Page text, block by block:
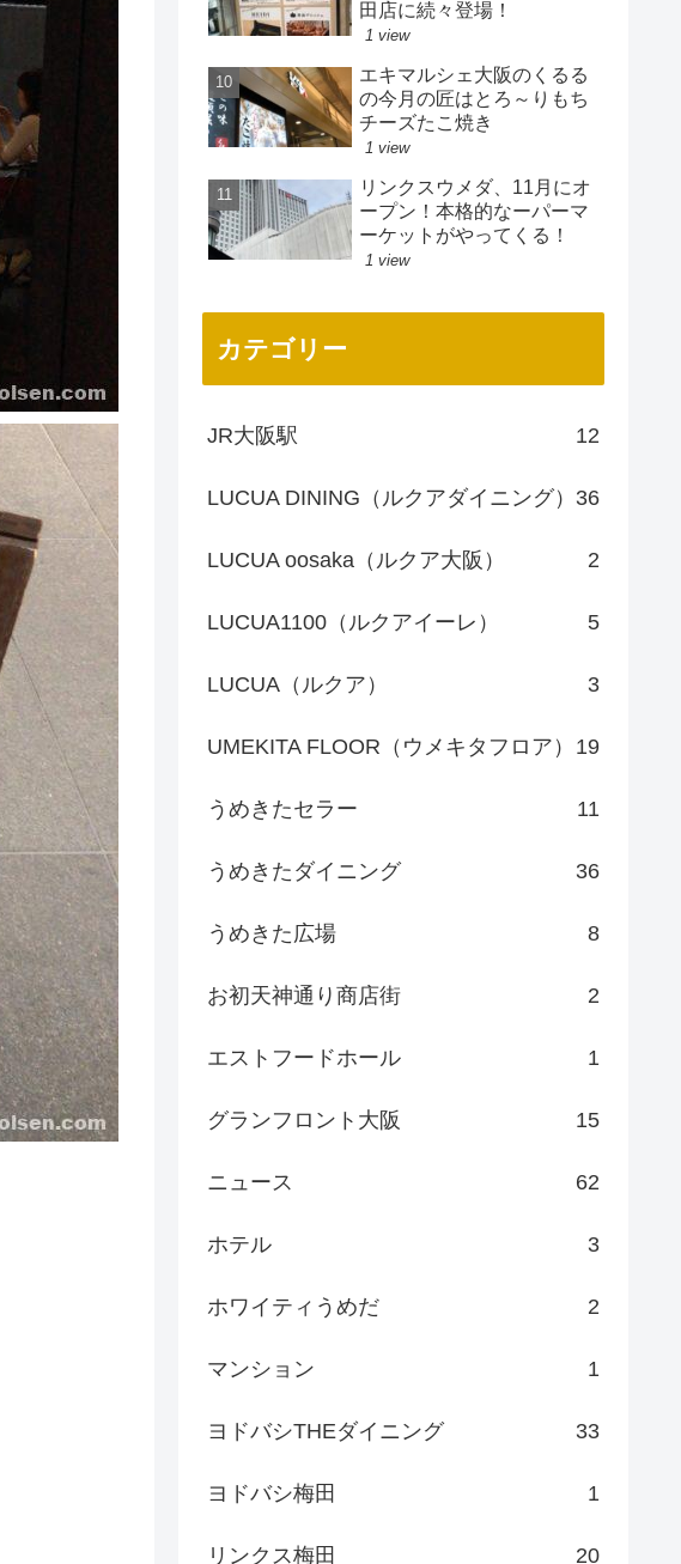
田店に続々登場！
1 view
エキマルシェ大阪のくるる
の今月の匠はとろ～りもち
チーズたこ焼き
1 view
リンクスウメダ、11月にオ
ープン！本格的なーパーマ
ーケットがやってくる！
1 view
カテゴリー
JR大阪駅 12
LUCUA DINING（ルクアダイニング） 36
LUCUA oosaka（ルクア大阪） 2
LUCUA1100（ルクアイーレ） 5
LUCUA（ルクア） 3
UMEKITA FLOOR（ウメキタフロア） 19
うめきたセラー 11
うめきたダイニング 36
うめきた広場 8
お初天神通り商店街 2
エストフードホール 1
グランフロント大阪 15
ニュース 62
ホテル 3
ホワイティうめだ 2
マンション 1
ヨドバシTHEダイニング 33
ヨドバシ梅田 1
リンクス梅田 20